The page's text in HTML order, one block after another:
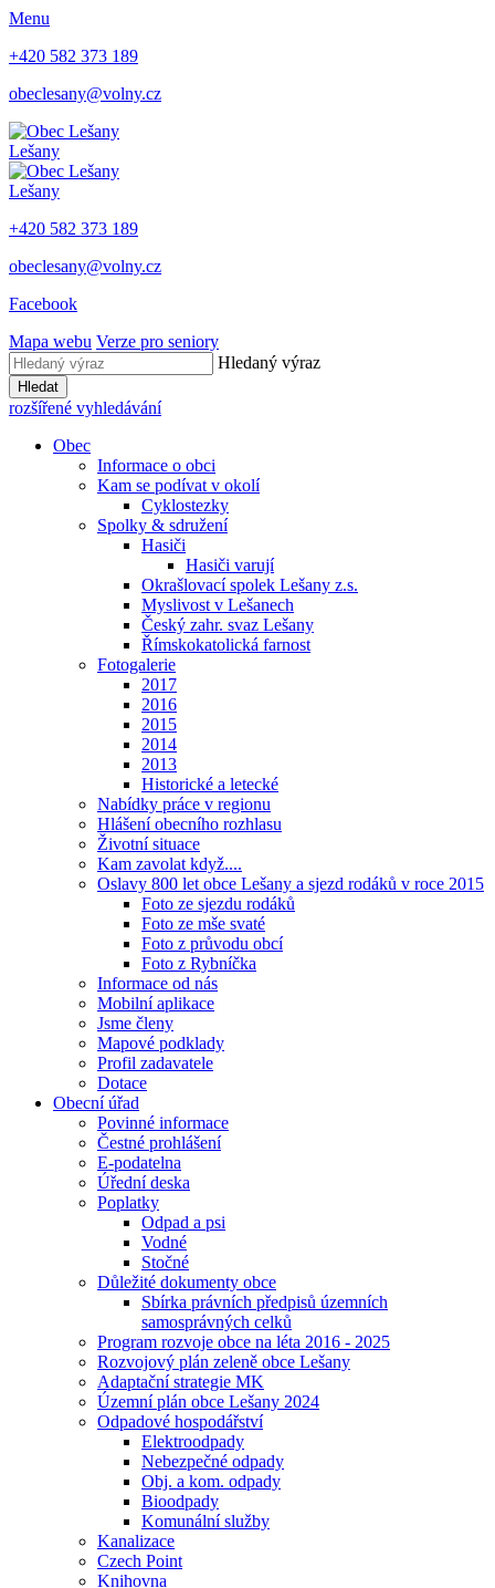
Menu
+420 582 373 189
obeclesany@volny.cz
Lešany
Lešany
+420 582 373 189
obeclesany@volny.cz
Facebook
Mapa webu Verze pro seniory
Hledaný výraz
Hledat
rozšířené vyhledávání
Obec
Informace o obci
Kam se podívat v okolí
Cyklostezky
Spolky & sdružení
Hasiči
Hasiči varují
Okrašlovací spolek Lešany z.s.
Myslivost v Lešanech
Český zahr. svaz Lešany
Římskokatolická farnost
Fotogalerie
2017
2016
2015
2014
2013
Historické a letecké
Nabídky práce v regionu
Hlášení obecního rozhlasu
Životní situace
Kam zavolat když....
Oslavy 800 let obce Lešany a sjezd rodáků v roce 2015
Foto ze sjezdu rodáků
Foto ze mše svaté
Foto z průvodu obcí
Foto z Rybníčka
Informace od nás
Mobilní aplikace
Jsme členy
Mapové podklady
Profil zadavatele
Dotace
Obecní úřad
Povinné informace
Čestné prohlášení
E-podatelna
Úřední deska
Poplatky
Odpad a psi
Vodné
Stočné
Důležité dokumenty obce
Sbírka právních předpisů územních
samosprávných celků
Program rozvoje obce na léta 2016 - 2025
Rozvojový plán zeleně obce Lešany
Adaptační strategie MK
Územní plán obce Lešany 2024
Odpadové hospodářství
Elektroodpady
Nebezpečné odpady
Obj. a kom. odpady
Bioodpady
Komunální služby
Kanalizace
Czech Point
Knihovna